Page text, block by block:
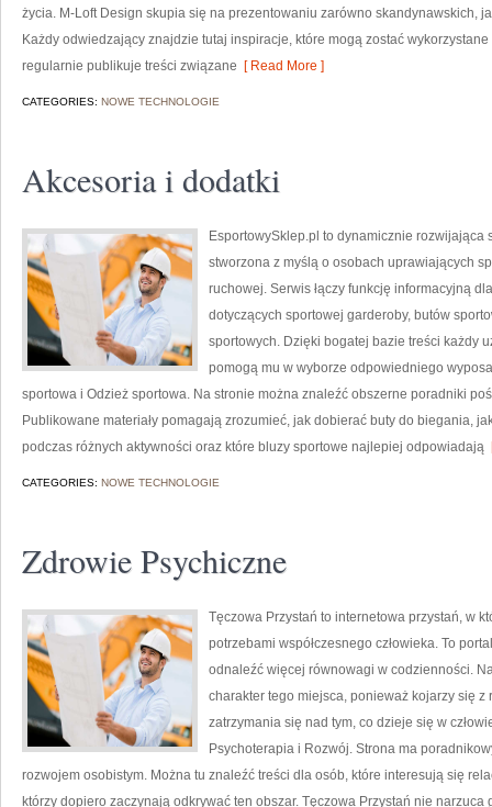
życia. M-Loft Design skupia się na prezentowaniu zarówno skandynawskich,
Każdy odwiedzający znajdzie tutaj inspiracje, które mogą zostać
regularnie publikuje treści związane [ Read More ]
CATEGORIES: NOWE TECHNOLOGIE
Akcesoria i dodatki
EsportowySklep.pl to dynamicznie rozwijająca
stworzona z myślą o osobach uprawiających
ruchowej. Serwis łączy funkcję informacyjną
dotyczących sportowej garderoby, butów
sportowych. Dzięki bogatej bazie treści każdy
pomogą mu w wyborze odpowiedniego
sportowa i Odzież sportowa. Na stronie można znaleźć obszerne poradniki
Publikowane materiały pomagają zrozumieć, jak dobierać buty do biegania,
podczas różnych aktywności oraz które bluzy sportowe najlepiej odpowiadają
CATEGORIES: NOWE TECHNOLOGIE
Zdrowie Psychiczne
Tęczowa Przystań to internetowa przystań, w
potrzebami współczesnego człowieka. To
odnaleźć więcej równowagi w codzienności.
charakter tego miejsca, ponieważ kojarzy się
zatrzymania się nad tym, co dzieje się w
Psychoterapia i Rozwój. Strona ma
rozwojem osobistym. Można tu znaleźć treści dla osób, które interesują się
którzy dopiero zaczynają odkrywać ten obszar. Tęczowa Przystań nie narzuca